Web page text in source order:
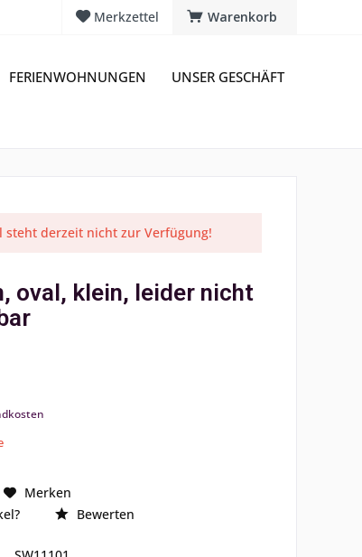
Warenkorb
Merkzettel
FERIENWOHNUNGEN UNSER GESCHÄFT
steht derzeit nicht zur Verfügung!
oval, klein, leider nicht
Merken
Bewerten